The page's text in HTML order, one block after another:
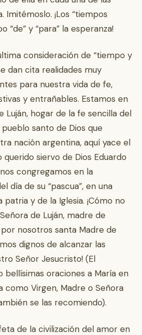
Imitémoslo. ¡Los “tiempos
“de” y “para” la esperanza!
consideración de “tiempo y
dan cita realidades muy
para nuestra vida de fe,
y entrañables. Estamos en
Luján, hogar de la fe sencilla del
santo de Dios que
nación argentina, aquí yace el
siervo de Dios Eduardo
congregamos en la
día de su “pascua”, en una
y de la Iglesia. ¡Cómo no
de Luján, madre de
por nosotros santa Madre de
dignos de alcanzar las
Señor Jesucristo! (El
bellísimas oraciones a María en
como Virgen, Madre o Señora
se las recomiendo).
de la civilización del amor en